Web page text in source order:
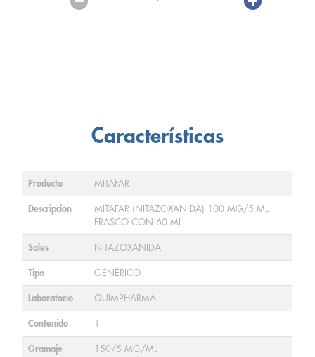
Características
Producto MITAFAR
Descripción
MITAFAR (NITAZOXANIDA) 100 MG/5 ML
FRASCO CON 60 ML
Sales NITAZOXANIDA
Tipo GENÉRICO
Laboratorio QUIMPHARMA
Contenido 1
Gramaje 150/5 MG/ML